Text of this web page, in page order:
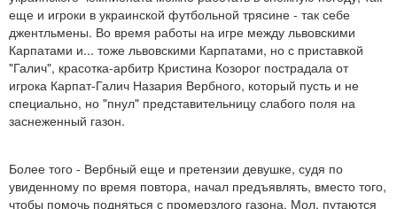
еще и игроки в украинской футбольной трясине - так себе
джентльмены. Во время работы на игре между львовскими
Карпатами и... тоже львовскими Карпатами, но с приставкой
"Галич", красотка-арбитр Кристина Козорог пострадала от
игрока Карпат-Галич Назария Вербного, который пусть и не
специально, но "пнул" представительницу слабого поля на
заснеженный газон.
Более того - Вербный еще и претензии девушке, судя по
увиденному по время повтора, начал предъявлять, вместо того,
чтобы помочь подняться с промерзлого газона. Мол, путаются